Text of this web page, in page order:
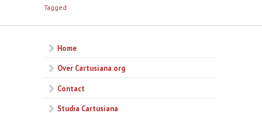
Tagged
Home
Over Cartusiana.org
Contact
Studia Cartusiana